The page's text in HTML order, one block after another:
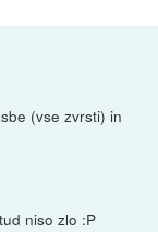
(vse zvrsti) in
niso zlo :P